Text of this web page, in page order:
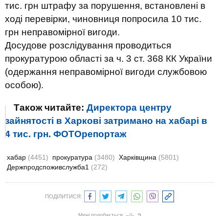
тис. грн штрафу за порушення, встановлені в
ході перевірки, чиновниця попросила 10 тис.
грн неправомірної вигоди.
Досудове розслідування проводиться
прокуратурою області за ч. 3 ст. 368 КК України
(одержання неправомірної вигоди службовою
особою).
Також читайте: Директора центру
зайнятості в Харкові затримано на хабарі в
4 тис. грн. ФОТОрепортаж
хабар (4451) прокуратура (3480) Харківщина (5801)
Держпродспоживслужба1 (272)
ПОДІЛИТИСЯ: